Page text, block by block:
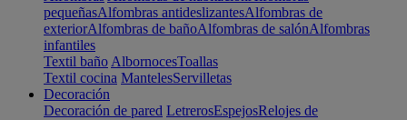
pequeñasAlfombras antideslizantesAlfombras de
exteriorAlfombras de bañoAlfombras de salónAlfombras
infantiles
Textil baño AlbornocesToallas
Textil cocina MantelesServilletas
Decoración
Decoración de pared LetrerosEspejosRelojes de